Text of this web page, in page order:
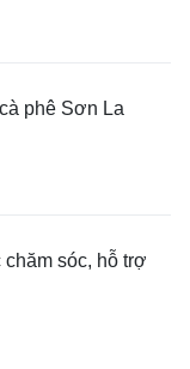
phê Sơn La
sóc, hỗ trợ